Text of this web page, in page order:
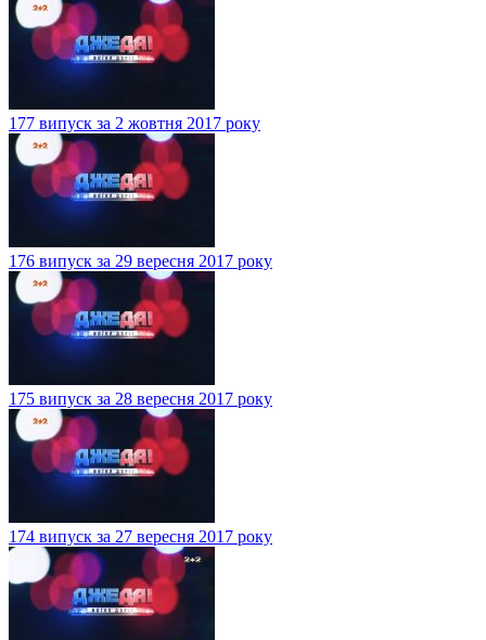
177 випуск за 2 жовтня 2017 року
176 випуск за 29 вересня 2017 року
175 випуск за 28 вересня 2017 року
174 випуск за 27 вересня 2017 року